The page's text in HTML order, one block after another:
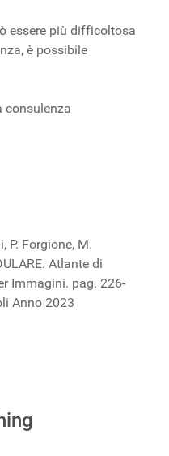
essere più difficoltosa
è possibile
consulenza
P. Forgione, M.
Atlante di
Immagini. pag. 226-
Anno 2023
ELISIR DI LUNGA VITA?
in pediatric meningitis after a